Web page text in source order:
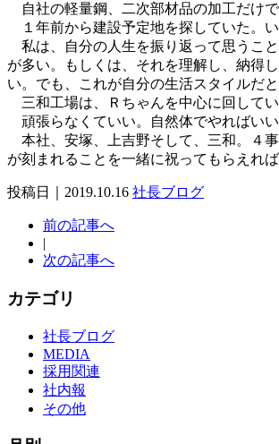
自社の軽量鋼、二次部材品の加工だけ
１年前から建設予定地を探していた。
私は、自分の人生を振り返って思うこ
が多い。もしくは、それを理解し、納得
い。でも、これが自分の生活スタイルだ
三和工場は、Ｒちゃんを中心に回して
頑張らなくていい。自然体でやればい
本社、安塚、上吉野そして、三和。４
が刻まれることを一緒に祝ってもらえれば
投稿日｜2019.10.16 社長ブログ
前の記事へ
|
次の記事へ
カテゴリ
社長ブログ
MEDIA
採用関連
社内報
その他